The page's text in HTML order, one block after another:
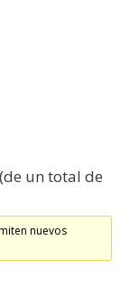
un total de
nuevos